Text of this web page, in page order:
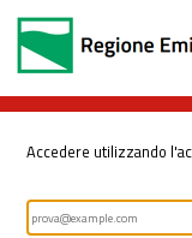
Accedere utilizzando